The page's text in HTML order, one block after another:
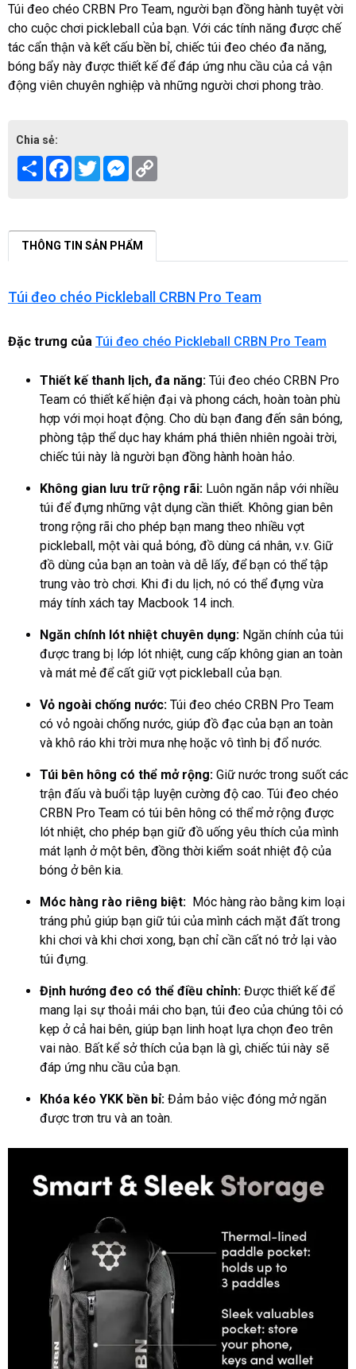
Túi đeo chéo CRBN Pro Team, người bạn đồng hành tuyệt vời
cho cuộc chơi pickleball của bạn. Với các tính năng được chế
tác cẩn thận và kết cấu bền bỉ, chiếc túi đeo chéo đa năng,
bóng bẩy này được thiết kế để đáp ứng nhu cầu của cả vận
động viên chuyên nghiệp và những người chơi phong trào.
Chia sẻ:
Share Facebook
TwitterMessenger
THÔNG TIN SẢN PHẨM
Túi đeo chéo Pickleball CRBN Pro Team
Đặc trưng của Túi đeo chéo Pickleball CRBN Pro Team
Thiết kế thanh lịch, đa năng: Túi đeo chéo CRBN Pro
Team có thiết kế hiện đại và phong cách, hoàn toàn phù
hợp với mọi hoạt động. Cho dù bạn đang đến sân bóng,
phòng tập thể dục hay khám phá thiên nhiên ngoài trời,
chiếc túi này là người bạn đồng hành hoàn hảo.
Không gian lưu trữ rộng rãi: Luôn ngăn nắp với nhiều
túi để đựng những vật dụng cần thiết. Không gian bên
trong rộng rãi cho phép bạn mang theo nhiều vợt
pickleball, một vài quả bóng, đồ dùng cá nhân, v.v. Giữ
đồ dùng của bạn an toàn và dễ lấy, để bạn có thể tập
trung vào trò chơi. Khi đi du lịch, nó có thể đựng vừa
máy tính xách tay Macbook 14 inch.
Ngăn chính lót nhiệt chuyên dụng: Ngăn chính của túi
được trang bị lớp lót nhiệt, cung cấp không gian an toàn
và mát mẻ để cất giữ vợt pickleball của bạn.
Vỏ ngoài chống nước: Túi đeo chéo CRBN Pro Team
có vỏ ngoài chống nước, giúp đồ đạc của bạn an toàn
và khô ráo khi trời mưa nhẹ hoặc vô tình bị đổ nước.
Túi bên hông có thể mở rộng: Giữ nước trong suốt các
trận đấu và buổi tập luyện cường độ cao. Túi đeo chéo
CRBN Pro Team có túi bên hông có thể mở rộng được
lót nhiệt, cho phép bạn giữ đồ uống yêu thích của mình
mát lạnh ở một bên, đồng thời kiểm soát nhiệt độ của
bóng ở bên kia.
Móc hàng rào riêng biệt: Móc hàng rào bằng kim loại
tráng phủ giúp bạn giữ túi của mình cách mặt đất trong
khi chơi và khi chơi xong, bạn chỉ cần cất nó trở lại vào
túi đựng.
Định hướng đeo có thể điều chỉnh: Được thiết kế để
mang lại sự thoải mái cho bạn, túi đeo của chúng tôi có
kẹp ở cả hai bên, giúp bạn linh hoạt lựa chọn đeo trên
vai nào. Bất kể sở thích của bạn là gì, chiếc túi này sẽ
đáp ứng nhu cầu của bạn.
Khóa kéo YKK bền bỉ: Đảm bảo việc đóng mở ngăn
được trơn tru và an toàn.